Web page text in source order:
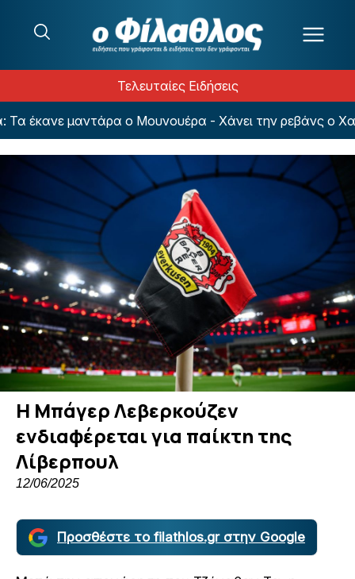
Τελευταίες Ειδήσεις
μαντάρα ο Μουνουέρα - Χάνει την ρεβάνς ο
Η Μπάγερ Λεβερκούζεν
ενδιαφέρεται για παίκτη της
Λίβερπουλ
12/06/2025
Προσθέστε το filathlos.gr στην Google